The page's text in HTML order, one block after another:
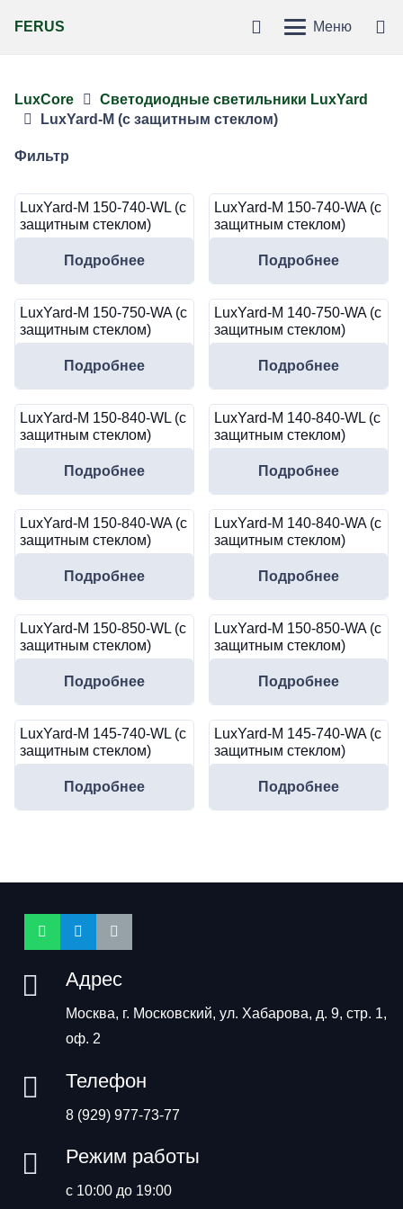
FERUS Меню
LuxCore
Светодиодные светильники LuxYard
LuxYard-M (c защитным стеклом)
Фильтр
LuxYard-M 150-740-WL (с
защитным стеклом)
Подробнее
LuxYard-M 150-740-WA (с
защитным стеклом)
Подробнее
LuxYard-M 150-750-WA (с
защитным стеклом)
Подробнее
LuxYard-M 140-750-WA (с
защитным стеклом)
Подробнее
LuxYard-M 150-840-WL (с
защитным стеклом)
Подробнее
LuxYard-M 140-840-WL (с
защитным стеклом)
Подробнее
LuxYard-M 150-840-WA (с
защитным стеклом)
Подробнее
LuxYard-M 140-840-WA (с
защитным стеклом)
Подробнее
LuxYard-M 150-850-WL (с
защитным стеклом)
Подробнее
LuxYard-M 150-850-WA (с
защитным стеклом)
Подробнее
LuxYard-M 145-740-WL (с
защитным стеклом)
Подробнее
LuxYard-M 145-740-WA (с
защитным стеклом)
Подробнее
Адрес
Москва, г. Московский, ул. Хабарова, д. 9, стр. 1,
оф. 2
Телефон
8 (929) 977-73-77
Режим работы
с 10:00 до 19:00